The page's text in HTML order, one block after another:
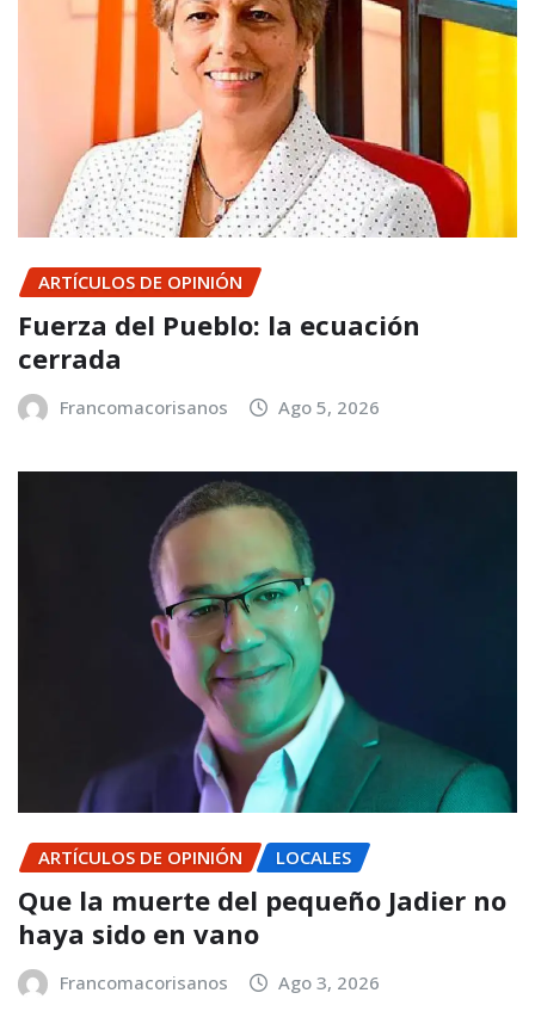
ARTÍCULOS DE OPINIÓN
Fuerza del Pueblo: la ecuación
cerrada
Francomacorisanos Ago 5, 2026
ARTÍCULOS DE OPINIÓN LOCALES
Que la muerte del pequeño Jadier no
haya sido en vano
Francomacorisanos Ago 3, 2026